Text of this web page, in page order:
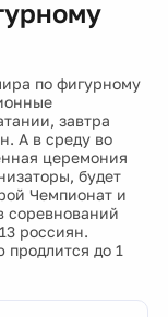
по фигурному
завтра
А в среду во
церемония
будет
Чемпионат и
соревнований
россиян.
до 1